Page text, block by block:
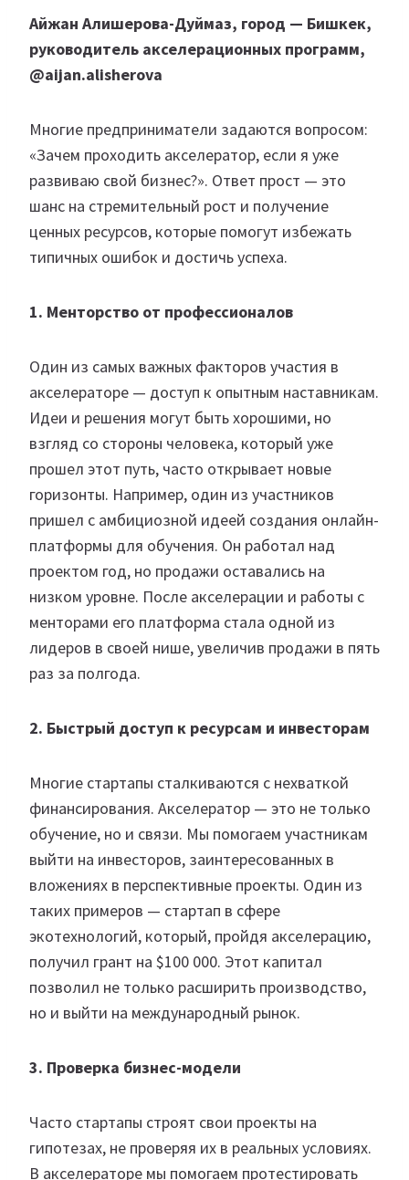
Айжан Алишерова-Дуймаз, город — Бишкек,
руководитель акселерационных программ,
@aijan.alisherova
Многие предприниматели задаются вопросом:
«Зачем проходить акселератор, если я уже
развиваю свой бизнес?». Ответ прост — это
шанс на стремительный рост и получение
ценных ресурсов, которые помогут избежать
типичных ошибок и достичь успеха.
1. Менторство от профессионалов
Один из самых важных факторов участия в
акселераторе — доступ к опытным наставникам.
Идеи и решения могут быть хорошими, но
взгляд со стороны человека, который уже
прошел этот путь, часто открывает новые
горизонты. Например, один из участников
пришел с амбициозной идеей создания онлайн-
платформы для обучения. Он работал над
проектом год, но продажи оставались на
низком уровне. После акселерации и работы с
менторами его платформа стала одной из
лидеров в своей нише, увеличив продажи в пять
раз за полгода.
2. Быстрый доступ к ресурсам и инвесторам
Многие стартапы сталкиваются с нехваткой
финансирования. Акселератор — это не только
обучение, но и связи. Мы помогаем участникам
выйти на инвесторов, заинтересованных в
вложениях в перспективные проекты. Один из
таких примеров — стартап в сфере
экотехнологий, который, пройдя акселерацию,
получил грант на $100 000. Этот капитал
позволил не только расширить производство,
но и выйти на международный рынок.
3. Проверка бизнес-модели
Часто стартапы строят свои проекты на
гипотезах, не проверяя их в реальных условиях.
В акселераторе мы помогаем протестировать